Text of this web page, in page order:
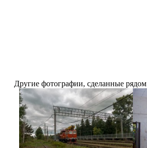
Другие фотографии, сделанные рядом